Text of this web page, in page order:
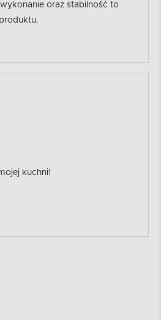
oraz stabilność to
kuchni!